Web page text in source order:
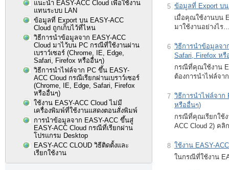
แนะนำ EASY-ACC Cloud เพื่อใช้งาน
แทนระบบ LAN
ข้อมูลที่ Export บน EASY-ACC
Cloud ถูกเก็บไว้ที่ไหน
วิธีการนำข้อมูลจาก EASY-ACC
Cloud มาไว้บน PC กรณีที่ใช้งานผ่าน
เบราว์เซอร์ (Chrome, IE, Edge,
Safari, Firefox หรืออื่นๆ)
วิธีการนำไฟล์จาก PC ขึ้น EASY-
ACC Cloud กรณีเรียกผ่านเบราว์เซอร์
(Chrome, IE, Edge, Safari, Firefox
หรืออื่นๆ)
ใช้งาน EASY-ACC Cloud ไม่มี
เครื่องพิมพ์ที่ใช้งานแสดงตอนสั่งพิมพ์
การนำข้อมูลจาก EASY-ACC ขึ้นสู่
EASY-ACC Cloud กรณีที่เรียกผ่าน
โปรแกรม Desktop
EASY-ACC CLOUD วิธีติดตั้งและ
เรียกใช้งาน
5 ข้อมูลที่ Export บน
เมื่อคุณใช้งานบน
มาใช้งานอย่างไร
6 วิธีการนำข้อมูลจา
Safari, Firefox หรื
กรณีที่คุณใช้งาน
ต้องการนำไฟล์จา
7 วิธีการนำไฟล์จาก
หรืออื่นๆ)
กรณีที่คุณเรียกใช้ง
ACC Cloud 2) ค
8 ใช้งาน EASY-
ในกรณีที่ใช้งาน